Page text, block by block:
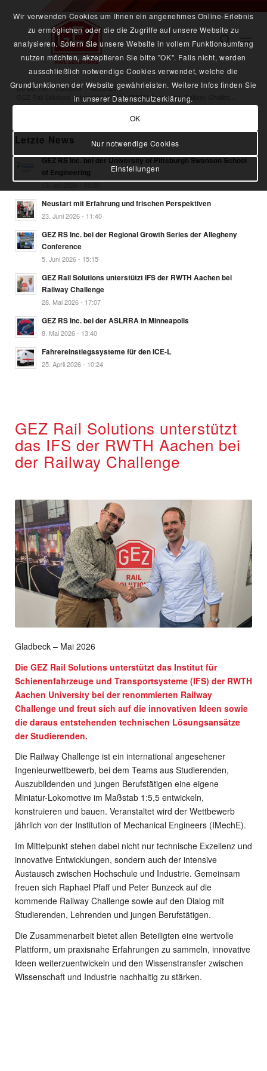
Du bist hier: Startseite / Aktuelles
/
GEZ Rail Solutions unterstützt IFS der RWTH Aachen bei Railway Challen...
GEZ Rail Solutions unterstützt
das IFS der RWTH Aachen bei
der Railway Challenge
Gladbeck – Mai 2026
Die GEZ Rail Solutions unterstützt das Institut für
Schienenfahrzeuge und Transportsysteme (IFS) der RWTH
Aachen University bei der renommierten Railway
Challenge und freut sich auf die innovativen Ideen sowie
die daraus entstehenden technischen Lösungsansätze
der Studierenden.
Die Railway Challenge ist ein international angesehener
Ingenieurwettbewerb, bei dem Teams aus Studierenden,
Auszubildenden und jungen Berufstätigen eine eigene
Miniatur-Lokomotive im Maßstab 1:5,5 entwickeln,
konstruieren und bauen. Veranstaltet wird der Wettbewerb
jährlich von der Institution of Mechanical Engineers (IMechE).
Im Mittelpunkt stehen dabei nicht nur technische Exzellenz und
innovative Entwicklungen, sondern auch der intensive
Austausch zwischen Hochschule und Industrie. Gemeinsam
freuen sich Raphael Pfaff und Peter Bunzeck auf die
kommende Railway Challenge sowie auf den Dialog mit
Studierenden, Lehrenden und jungen Berufstätigen.
Die Zusammenarbeit bietet allen Beteiligten eine wertvolle
Plattform, um praxisnahe Erfahrungen zu sammeln, innovative
Ideen weiterzuentwickeln und den Wissenstransfer zwischen
Wissenschaft und Industrie nachhaltig zu stärken.
Letzte News
GEZ RS Inc. bei der University of Pittsburgh Swanson School
of Engineering
13. Juli 2026 - 15:30
Neustart mit Erfahrung und frischen Perspektiven
23. Juni 2026 - 11:40
GEZ RS Inc. bei der Regional Growth Series der Allegheny
Conference
5. Juni 2026 - 15:15
GEZ Rail Solutions unterstützt IFS der RWTH Aachen bei
Railway Challenge
28. Mai 2026 - 17:07
GEZ RS Inc. bei der ASLRRA in Minneapolis
8. Mai 2026 - 13:40
Fahrereinstiegssysteme für den ICE-L
25. April 2026 - 10:24
Wir verwenden Cookies um Ihnen ein angenehmes Online-Erlebnis
zu ermöglichen oder die die Zugriffe auf unsere Website zu
analysieren. Sofern Sie unsere Website in vollem Funktionsumfang
nutzen möchten, akzeptieren Sie bitte "OK". Falls nicht, werden
ausschließlich notwendige Cookies verwendet, welche die
Grundfunktionen der Website gewährleisten. Weitere Infos finden Sie
in unserer Datenschutzerklärung.
OK
Nur notwendige Cookies
Einstellungen